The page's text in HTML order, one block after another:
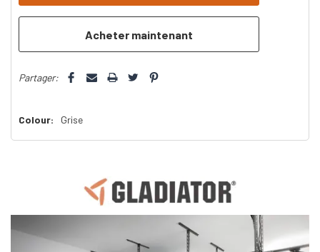
plus
Partager:
Colour: Grise